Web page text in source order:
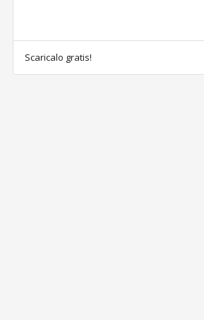
Scaricalo gratis!